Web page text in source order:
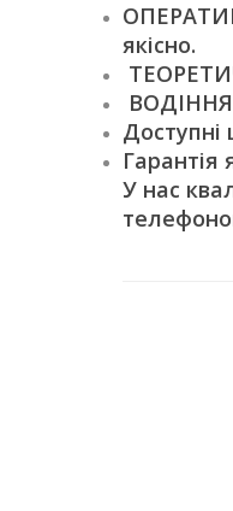
якісно.
Гарантія
У нас